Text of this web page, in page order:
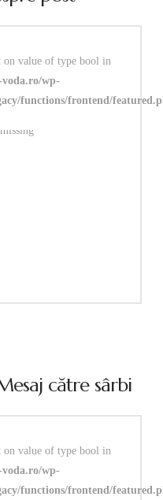
on value of type bool in
wp-
functions/frontend/
către sârbi
on value of type bool in
wp-
functions/frontend/